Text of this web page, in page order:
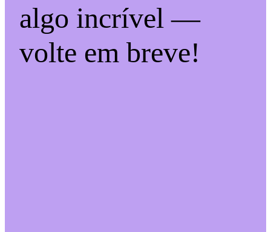
algo incrível —
volte em breve!